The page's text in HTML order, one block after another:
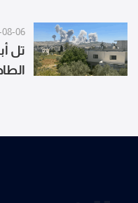
06
تل